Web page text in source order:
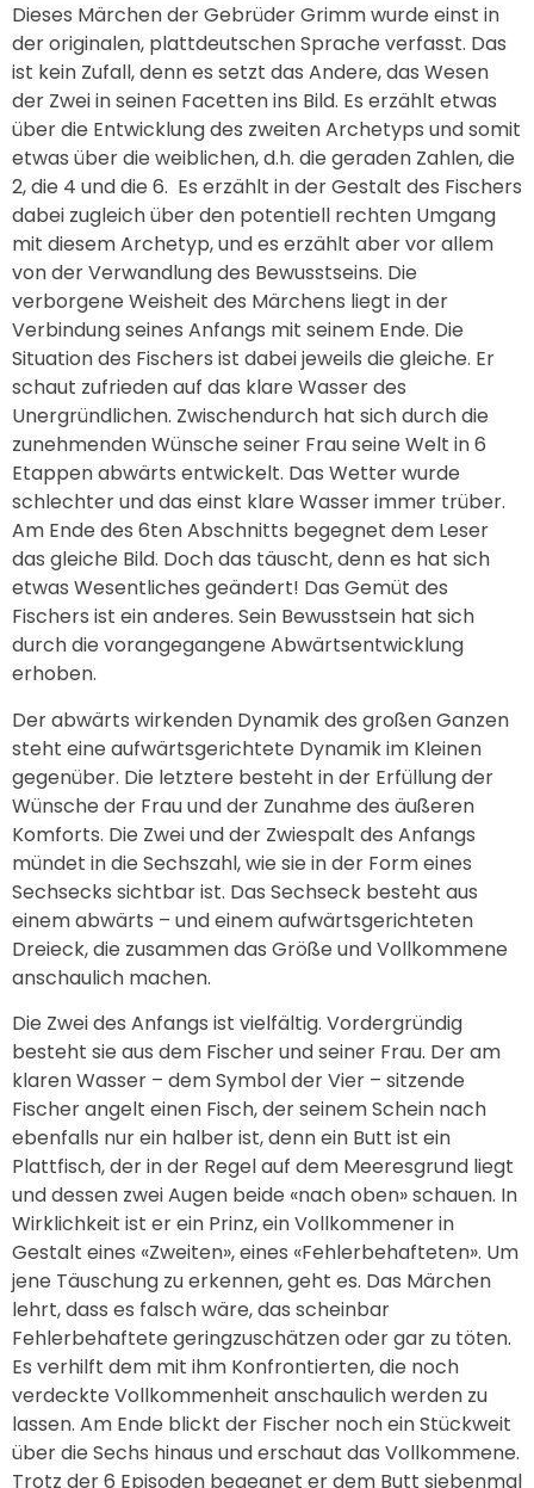
Dieses Märchen der Gebrüder Grimm wurde einst in
der originalen, plattdeutschen Sprache verfasst. Das
ist kein Zufall, denn es setzt das Andere, das Wesen
der Zwei in seinen Facetten ins Bild. Es erzählt etwas
über die Entwicklung des zweiten Archetyps und somit
etwas über die weiblichen, d.h. die geraden Zahlen, die
2, die 4 und die 6. Es erzählt in der Gestalt des Fischers
dabei zugleich über den potentiell rechten Umgang
mit diesem Archetyp, und es erzählt aber vor allem
von der Verwandlung des Bewusstseins. Die
verborgene Weisheit des Märchens liegt in der
Verbindung seines Anfangs mit seinem Ende. Die
Situation des Fischers ist dabei jeweils die gleiche. Er
schaut zufrieden auf das klare Wasser des
Unergründlichen. Zwischendurch hat sich durch die
zunehmenden Wünsche seiner Frau seine Welt in 6
Etappen abwärts entwickelt. Das Wetter wurde
schlechter und das einst klare Wasser immer trüber.
Am Ende des 6ten Abschnitts begegnet dem Leser
das gleiche Bild. Doch das täuscht, denn es hat sich
etwas Wesentliches geändert! Das Gemüt des
Fischers ist ein anderes. Sein Bewusstsein hat sich
durch die vorangegangene Abwärtsentwicklung
erhoben.
Der abwärts wirkenden Dynamik des großen Ganzen
steht eine aufwärtsgerichtete Dynamik im Kleinen
gegenüber. Die letztere besteht in der Erfüllung der
Wünsche der Frau und der Zunahme des äußeren
Komforts. Die Zwei und der Zwiespalt des Anfangs
mündet in die Sechszahl, wie sie in der Form eines
Sechsecks sichtbar ist. Das Sechseck besteht aus
einem abwärts – und einem aufwärtsgerichteten
Dreieck, die zusammen das Größe und Vollkommene
anschaulich machen.
Die Zwei des Anfangs ist vielfältig. Vordergründig
besteht sie aus dem Fischer und seiner Frau. Der am
klaren Wasser – dem Symbol der Vier – sitzende
Fischer angelt einen Fisch, der seinem Schein nach
ebenfalls nur ein halber ist, denn ein Butt ist ein
Plattfisch, der in der Regel auf dem Meeresgrund liegt
und dessen zwei Augen beide «nach oben» schauen. In
Wirklichkeit ist er ein Prinz, ein Vollkommener in
Gestalt eines «Zweiten», eines «Fehlerbehafteten». Um
jene Täuschung zu erkennen, geht es. Das Märchen
lehrt, dass es falsch wäre, das scheinbar
Fehlerbehaftete geringzuschätzen oder gar zu töten.
Es verhilft dem mit ihm Konfrontierten, die noch
verdeckte Vollkommenheit anschaulich werden zu
lassen. Am Ende blickt der Fischer noch ein Stückweit
über die Sechs hinaus und erschaut das Vollkommene.
Trotz der 6 Episoden begegnet er dem Butt siebenmal